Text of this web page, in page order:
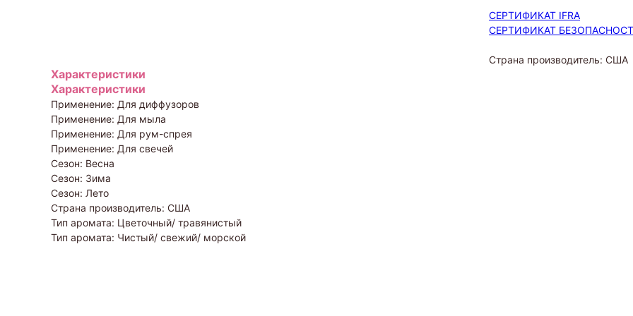
СЕРТИФИКАТ IFRA
СЕРТИФИКАТ
Страна производитель: США
Характеристики
Характеристики
Применение: Для диффузоров
Применение: Для мыла
Применение: Для рум-спрея
Применение: Для свечей
Сезон: Весна
Сезон: Зима
Сезон: Лето
Страна производитель: США
Тип аромата: Цветочный/ травянистый
Тип аромата: Чистый/ свежий/ морской